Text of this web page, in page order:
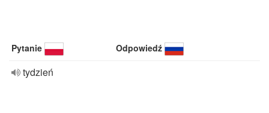
Pytanie Odpowiedź
tydzień